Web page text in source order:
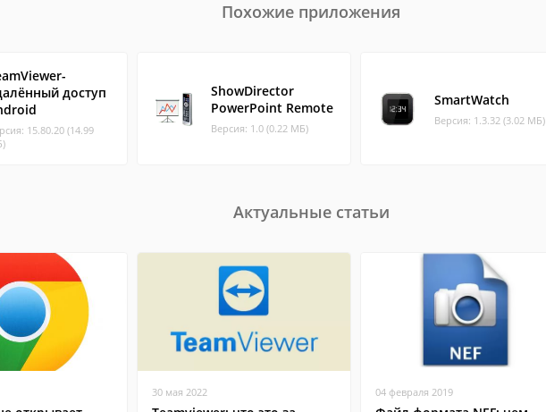
Похожие приложения
доступ
15.80.20 (14.99
ShowDirector
PowerPoint Remote
Версия: 1.0 (0.22 МБ)
SmartWatch
Версия: 1.3.32 (3.02 МБ)
Актуальные статьи
30 мая 2022 04 февраля 2019